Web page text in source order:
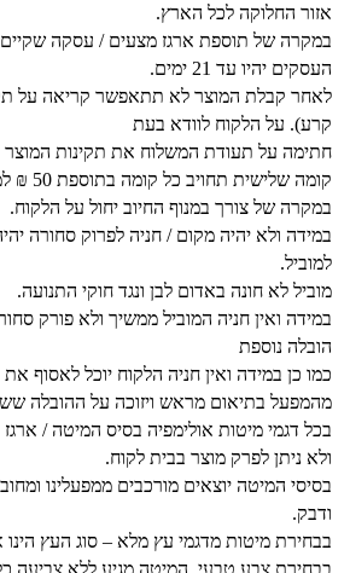
אזור החלוקה לכל הארץ.
במקרה של תוספת ארגז מצעים / עסקה שקיים
העסקים יהיו עד 21 ימים.
לאחר קבלת המוצר לא תתאפשר קריאה על
קרע). על הלקוח לוודא בעת
חתימה על תעודת המשלוח את תקינות המוצר
קומה שלישית תחויב כל קומה בתוספת 50 ₪ למוביל, לכל פריט.
במקרה של צורך במנוף החיוב יחול על הלקוח.
במידה ולא יהיה מקום / חניה לפרוק סחורה
למוביל.
מוביל לא חונה באדום לבן ונגד חוקי התנועה.
במידה ואין חניה המוביל ממשיך ולא פורק
הובלה נוספת
כמו כן במידה ואין חניה הלקוח יוכל לאסוף
מהמפעל בתיאום מראש ויזוכה על ההובלה
בכל דגמי מיטות אולימפיה בסיס המיטה /
ולא ניתן לפרק מוצר בבית לקוח.
בסיסי המיטה יוצאים מורכבים ממפעלינו
ודבק.
בבחירת מיטות מדגמי עץ מלא – סוג העץ הינו
בבחירת צבע טבעי, המיטה מגיע ללא צביעה